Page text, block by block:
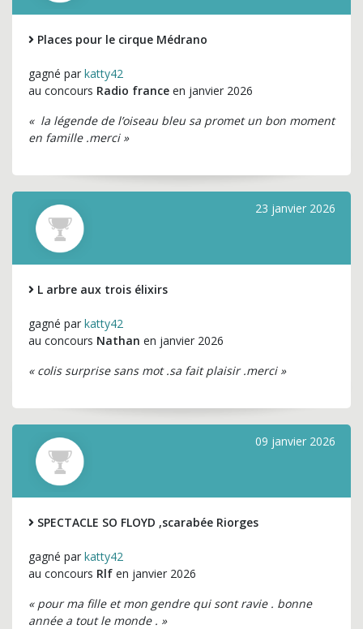
Places pour le cirque Médrano
gagné par katty42
au concours Radio france en janvier 2026
« la légende de l’oiseau bleu sa promet un bon moment
en famille .merci »
23 janvier 2026
L arbre aux trois élixirs
gagné par katty42
au concours Nathan en janvier 2026
« colis surprise sans mot .sa fait plaisir .merci »
09 janvier 2026
SPECTACLE SO FLOYD ,scarabée Riorges
gagné par katty42
au concours Rlf en janvier 2026
« pour ma fille et mon gendre qui sont ravie . bonne
année a tout le monde . »